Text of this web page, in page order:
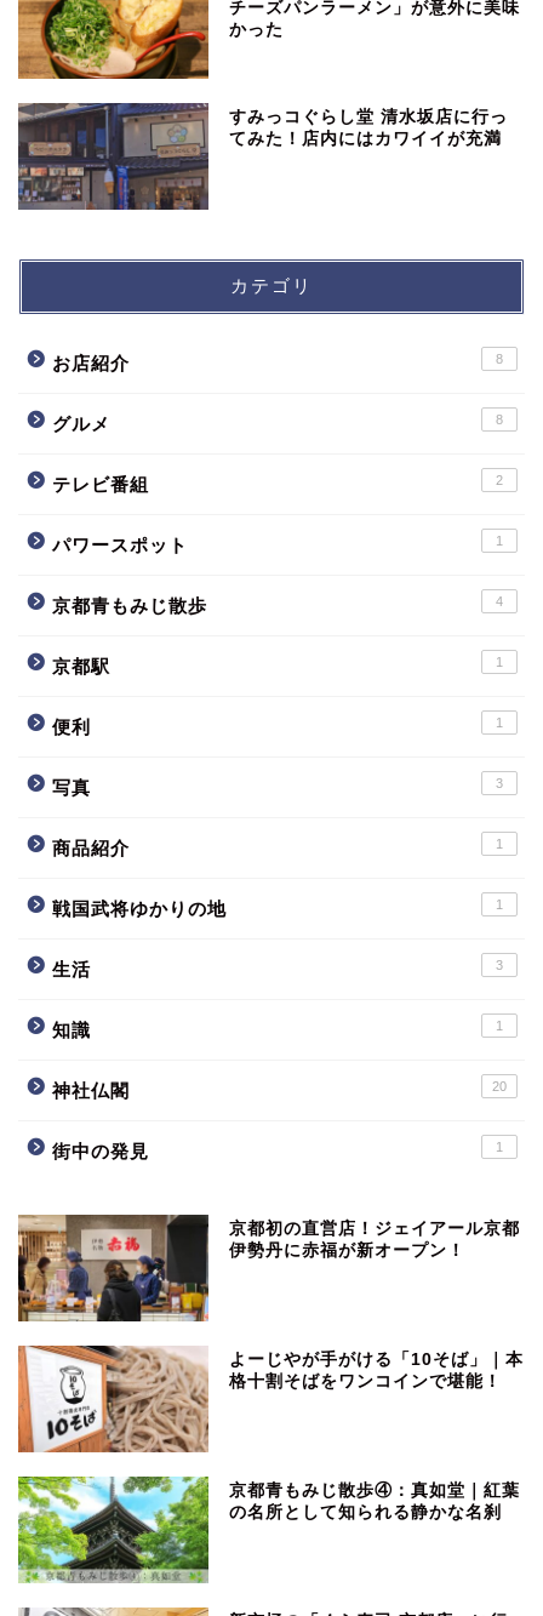
チーズパンラーメン」が意外に美味
かった
すみっコぐらし堂 清水坂店に行っ
てみた！店内にはカワイイが充満
カテゴリ
お店紹介 8
グルメ 8
テレビ番組 2
パワースポット 1
京都青もみじ散歩 4
京都駅 1
便利 1
写真 3
商品紹介 1
戦国武将ゆかりの地 1
生活 3
知識 1
神社仏閣 20
街中の発見 1
京都初の直営店！ジェイアール京都
伊勢丹に赤福が新オープン！
よーじやが手がける「10そば」｜本
格十割そばをワンコインで堪能！
京都青もみじ散歩④：真如堂｜紅葉
の名所として知られる静かな名刹